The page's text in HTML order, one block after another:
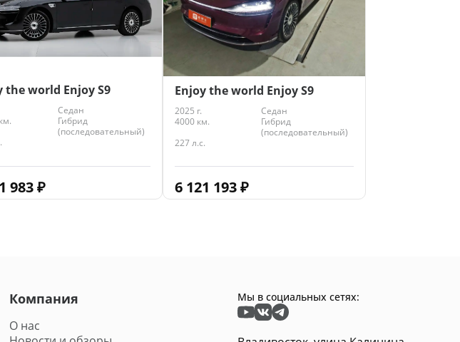
the world Enjoy S9
Седан
Гибрид
(последовательный)
983₽
Enjoy the world Enjoy S9
2025 г.
Седан
4000 км.
Гибрид
(последовательный)
227 л.с.
6 121 193₽
Компания
О нас
Мы в социальных сетях: